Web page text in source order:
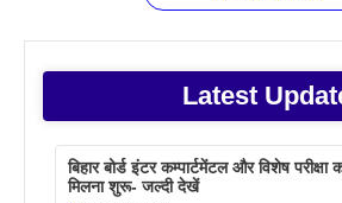
Latest
बिहार बोर्ड इंटर कम्पार्टमेंटल और विशेष परीक्षा
मिलना शुरू- जल्दी देखें